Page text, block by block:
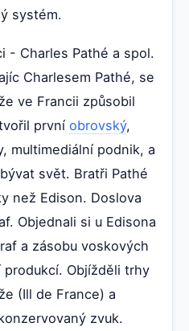
systém.
- Charles Pathé a spol.
Charlesem Pathé, se
ve Francii způsobil
první obrovský,
multimediální podnik, a
svět. Bratři Pathé
než Edison. Doslova
Objednali si u Edisona
a zásobu voskových
produkcí. Objížděli trhy
(Ill de France) a
zvuk.